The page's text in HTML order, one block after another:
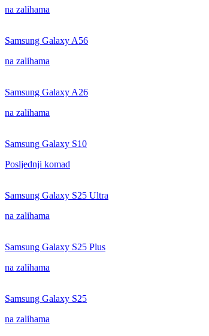
na zalihama
Samsung Galaxy A56
na zalihama
Samsung Galaxy A26
na zalihama
Samsung Galaxy S10
Posljednji komad
Samsung Galaxy S25 Ultra
na zalihama
Samsung Galaxy S25 Plus
na zalihama
Samsung Galaxy S25
na zalihama